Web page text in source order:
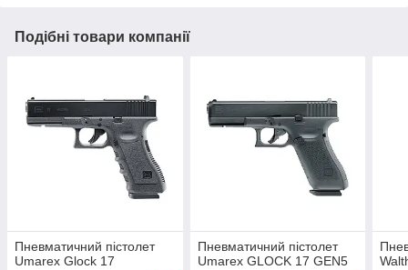
Подібні товари компанії
Пневматичний пістолет
Umarex Glock 17
Пневматичний пістолет
Umarex GLOCK 17 GEN5